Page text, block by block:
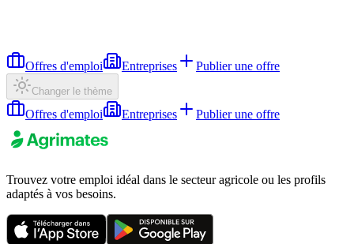
Offres d'emploi Entreprises Publier une offre
Changer le thème
Offres d'emploi Entreprises Publier une offre
Trouvez votre emploi idéal dans le secteur agricole ou les profils
adaptés à vos besoins.